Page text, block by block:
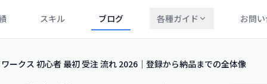
スキル ブログ 各種ガイド お問
ークス 初心者 最初 受注 流れ 2026｜登録から納品までの全体像